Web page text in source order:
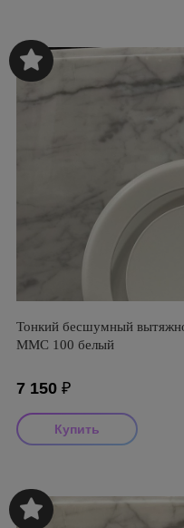
Тонкий бесшумный
ММC 100 белый
7 150 ₽